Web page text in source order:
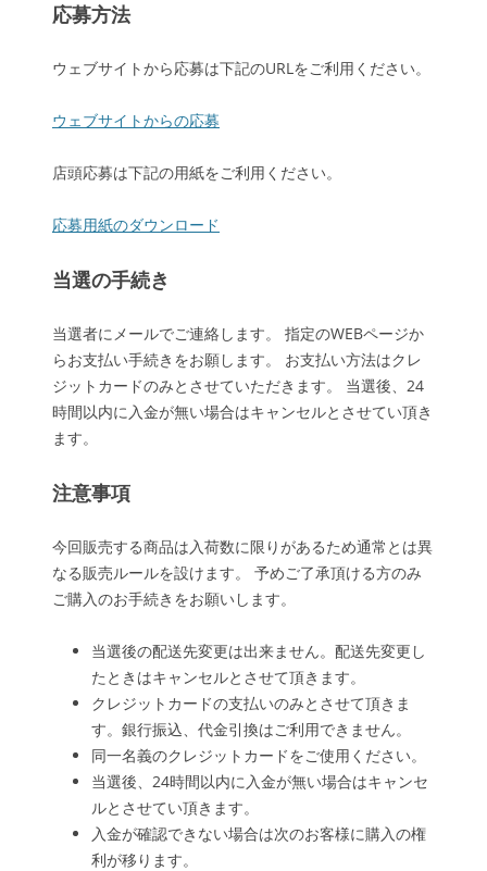
応募方法
ウェブサイトから応募は下記のURLをご利用ください。
ウェブサイトからの応募
店頭応募は下記の用紙をご利用ください。
応募用紙のダウンロード
当選の手続き
当選者にメールでご連絡します。 指定のWEBページか
らお支払い手続きをお願します。 お支払い方法はクレ
ジットカードのみとさせていただきます。 当選後、24
時間以内に入金が無い場合はキャンセルとさせてい頂き
ます。
注意事項
今回販売する商品は入荷数に限りがあるため通常とは異
なる販売ルールを設けます。 予めご了承頂ける方のみ
ご購入のお手続きをお願いします。
当選後の配送先変更は出来ません。配送先変更し
たときはキャンセルとさせて頂きます。
クレジットカードの支払いのみとさせて頂きま
す。銀行振込、代金引換はご利用できません。
同一名義のクレジットカードをご使用ください。
当選後、24時間以内に入金が無い場合はキャンセ
ルとさせてい頂きます。
入金が確認できない場合は次のお客様に購入の権
利が移ります。